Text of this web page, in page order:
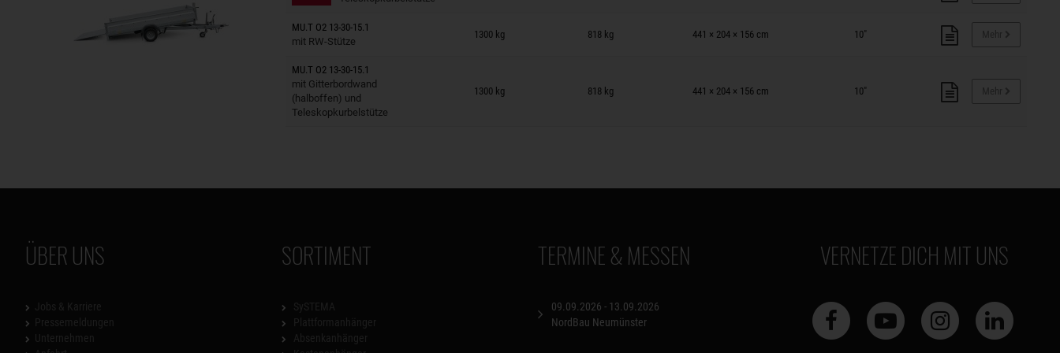
MU.T O2 13-30-15.1
mit RW-Stütze
1300 kg 818 kg 441 × 204 × 156 cm 10"
Anhänger auf Merkzettel
MU.T O2 13-30-15.1
mit Gitterbordwand
(halboffen) und
Teleskopkurbelstütze
1300 kg 818 kg 441 × 204 × 156 cm 10"
Anhänger auf Merkzettel
ÜBER UNS SORTIMENT TERMINE & MESSEN
09.09.2026 - 13.09.2026
NordBau Neumünster
VERNETZE DICH MIT UNS